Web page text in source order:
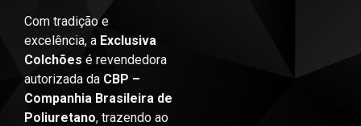
Com tradição e
excelência, a Exclusiva
Colchões é revendedora
autorizada da CBP –
Companhia Brasileira de
Poliuretano, trazendo ao